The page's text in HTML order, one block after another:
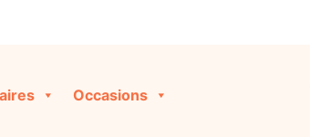
Occasions